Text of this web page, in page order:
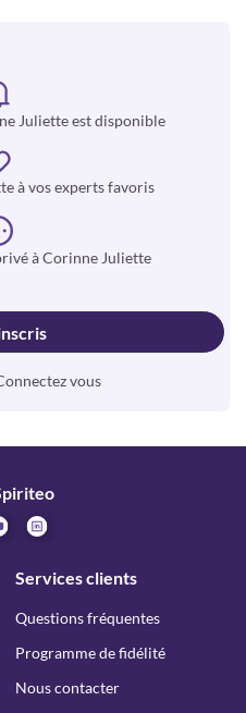
Juliette est disponible
à vos experts favoris
à Corinne Juliette
vous
Services clients
Questions fréquentes
Programme de fidélité
Nous contacter